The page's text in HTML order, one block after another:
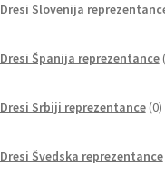
Dresi Slovenija
Dresi Španija reprezentance
Dresi Srbiji reprezentance 0
Dresi Švedska reprezentance